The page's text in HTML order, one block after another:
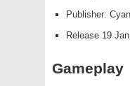
Publisher:
Release 19
Gameplay